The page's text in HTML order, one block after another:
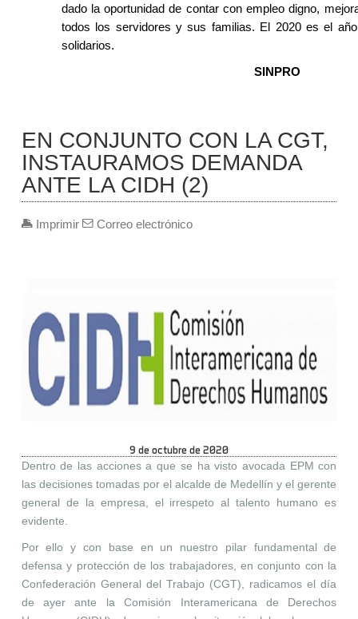
dado la oportunidad de contar con empleo digno,
todos los servidores y sus familias. El 2020 es el
solidarios.
SINPRO
EN CONJUNTO CON LA CGT,
INSTAURAMOS DEMANDA
ANTE LA CIDH (2)
Imprimir Correo electrónico
9 de octubre de 2020
Dentro de las acciones a que se ha visto avocada EPM con
las decisiones tomadas por el alcalde de Medellín y el gerente
general de la empresa, el irrespeto al talento humano es
evidente.
Por ello y con base en un nuestro pilar fundamental de
defensa y protección de los trabajadores, en conjunto con la
Confederación General del Trabajo (CGT), radicamos el día
de ayer ante la Comisión Interamericana de Derechos